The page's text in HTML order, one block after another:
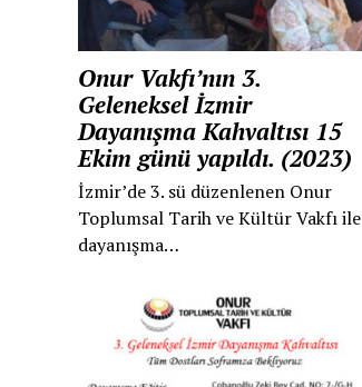
Onur Vakfı’nın 3.
Geleneksel İzmir
Dayanışma Kahvaltısı 15
Ekim günü yapıldı. (2023)
İzmir’de 3. sü düzenlenen Onur
Toplumsal Tarih ve Kültür Vakfı ile
dayanışma…